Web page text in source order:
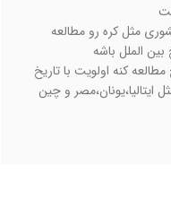
مثل کره رو مطالعه
الملل باشه
کنه اولویت با تاریخ
و چین